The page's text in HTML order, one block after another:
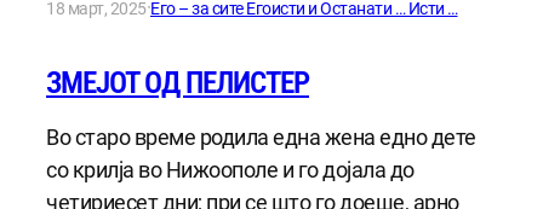
18 март, 2025·Его – за сите Егоисти и Останати … Исти …
ЗМЕЈОТ ОД ПЕЛИСТЕР
Во старо време родила една жена едно дете
со крилја во Нижоополе и го дојала до
четириесет дни; при се што го доеше, арно